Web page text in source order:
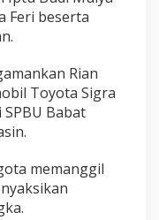
Feri beserta
Rian
Toyota Sigra
Babat
memanggil